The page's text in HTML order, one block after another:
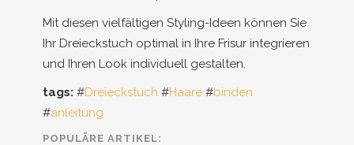
Mit diesen vielfältigen Styling-Ideen können Sie
Ihr Dreieckstuch optimal in Ihre Frisur integrieren
und Ihren Look individuell gestalten.
tags: #Dreieckstuch #Haare #binden
#anleitung
POPULÄRE ARTIKEL: